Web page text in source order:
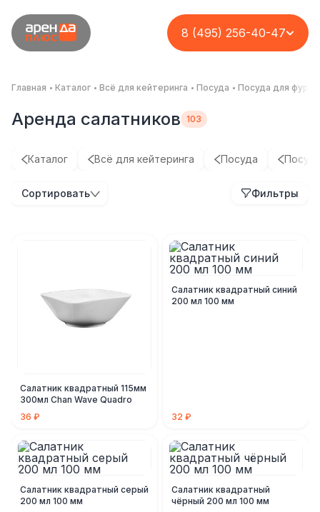
8 (495) 256-40-47
Главная Каталог Всё для кейтеринга Посуда Посуда для
Аренда салатников
Каталог Всё для кейтеринга Посуда
Сортировать Фильтры
Салатник квадратный 115мм
300мл Chan Wave Quadro
36 ₽
Салатник квадратный синий
200 мл 100 мм
32 ₽
Салатник квадратный серый
200 мл 100 мм
Салатник квадратный
чёрный 200 мл 100 мм